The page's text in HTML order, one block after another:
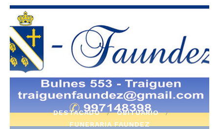
DESTACADO
OBITUARIO
FUNERARIA FAUNDEZ